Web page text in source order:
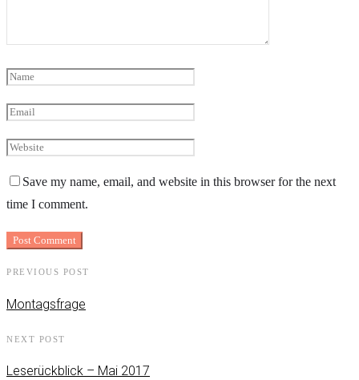
Save my name, email, and website in this browser for the next
time I comment.
PREVIOUS POST
Montagsfrage
NEXT POST
Leserückblick – Mai 2017